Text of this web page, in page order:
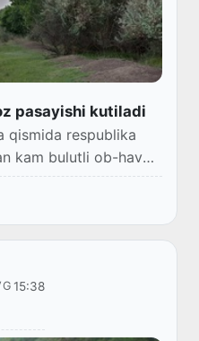
pasayishi kutiladi
qismida respublika
kam bulutli ob-havo
15:38